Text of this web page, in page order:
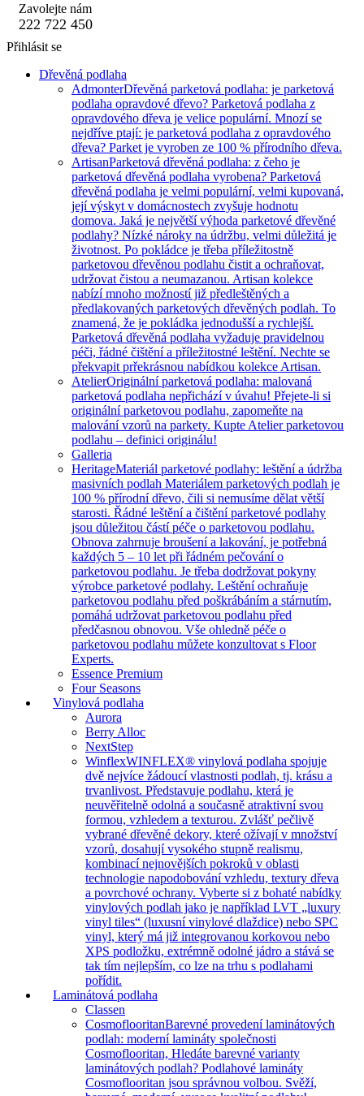
Zavolejte nám
222 722 450
Přihlásit se
Dřevěná podlaha
AdmonterDřevěná parketová podlaha: je parketová
podlaha opravdové dřevo? Parketová podlaha z
opravdového dřeva je velice populární. Mnozí se
nejdříve ptají: je parketová podlaha z opravdového
dřeva? Parket je vyroben ze 100 % přírodního dřeva.
ArtisanParketová dřevěná podlaha: z čeho je
parketová dřevěná podlaha vyrobena? Parketová
dřevěná podlaha je velmi populární, velmi kupovaná,
její výskyt v domácnostech zvyšuje hodnotu
domova. Jaká je největší výhoda parketové dřevěné
podlahy? Nízké nároky na údržbu, velmi důležitá je
životnost. Po pokládce je třeba příležitostně
parketovou dřevěnou podlahu čistit a ochraňovat,
udržovat čistou a neumazanou. Artisan kolekce
nabízí mnoho možností již předleštěných a
předlakovaných parketových dřevěných podlah. To
znamená, že je pokládka jednodušší a rychlejší.
Parketová dřevěná podlaha vyžaduje pravidelnou
péči, řádné čištění a příležitostné leštění. Nechte se
překvapit prřekrásnou nabídkou kolekce Artisan.
AtelierOriginální parketová podlaha: malovaná
parketová podlaha nepřichází v úvahu! Přejete-li si
originální parketovou podlahu, zapomeňte na
malování vzorů na parkety. Kupte Atelier parketovou
podlahu – definici originálu!
Galleria
HeritageMateriál parketové podlahy: leštění a údržba
masivních podlah Materiálem parketových podlah je
100 % přírodní dřevo, čili si nemusíme dělat větší
starosti. Řádné leštění a čištění parketové podlahy
jsou důležitou částí péče o parketovou podlahu.
Obnova zahrnuje broušení a lakování, je potřebná
každých 5 – 10 let při řádném pečování o
parketovou podlahu. Je třeba dodržovat pokyny
výrobce parketové podlahy. Leštění ochraňuje
parketovou podlahu před poškrábáním a stárnutím,
pomáhá udržovat parketovou podlahu před
předčasnou obnovou. Vše ohledně péče o
parketovou podlahu můžete konzultovat s Floor
Experts.
Essence Premium
Four Seasons
Vinylová podlaha
Aurora
Berry Alloc
NextStep
WinflexWINFLEX® vinylová podlaha spojuje
dvě nejvíce žádoucí vlastnosti podlah, tj. krásu a
trvanlivost. Představuje podlahu, která je
neuvěřitelně odolná a současně atraktivní svou
formou, vzhledem a texturou. Zvlášť pečlivě
vybrané dřevěné dekory, které ožívají v množství
vzorů, dosahují vysokého stupně realismu,
kombinací nejnovějších pokroků v oblasti
technologie napodobování vzhledu, textury dřeva
a povrchové ochrany. Vyberte si z bohaté nabídky
vinylových podlah jako je například LVT „luxury
vinyl tiles“ (luxusní vinylové dlaždice) nebo SPC
vinyl, který má již integrovanou korkovou nebo
XPS podložku, extrémně odolné jádro a stává se
tak tím nejlepším, co lze na trhu s podlahami
pořídit.
Laminátová podlaha
Classen
CosmoflooritanBarevné provedení laminátových
podlah: moderní lamináty společnosti
Cosmoflooritan, Hledáte barevné varianty
laminátových podlah? Podlahové lamináty
Cosmoflooritan jsou správnou volbou. Svěží,